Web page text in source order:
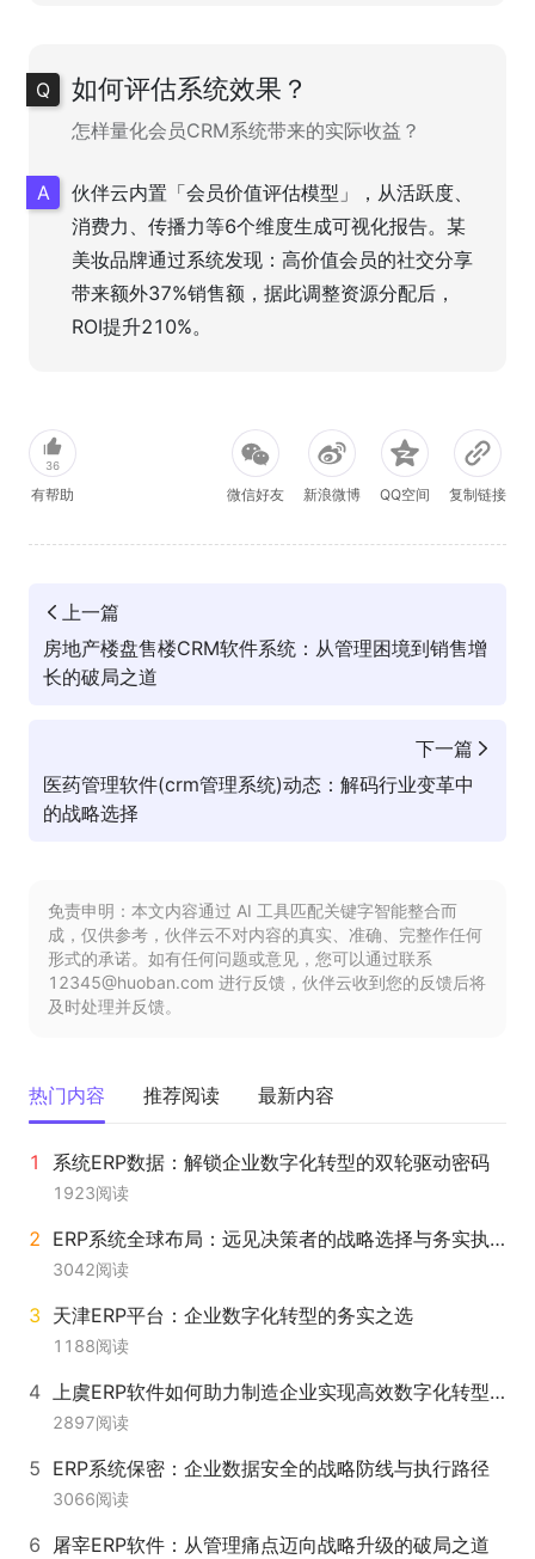
如何评估系统效果？
怎样量化会员CRM系统带来的实际收益？
伙伴云内置「会员价值评估模型」，从活跃度、
消费力、传播力等6个维度生成可视化报告。某
美妆品牌通过系统发现：高价值会员的社交分享
带来额外37%销售额，据此调整资源分配后，
ROI提升210%。
36
有帮助 微信好友 新浪微博 QQ空间 复制链接
上一篇
房地产楼盘售楼CRM软件系统：从管理困境到销售增
长的破局之道
下一篇
医药管理软件(crm管理系统)动态：解码行业变革中
的战略选择
免责申明：本文内容通过 AI 工具匹配关键字智能整合而
成，仅供参考，伙伴云不对内容的真实、准确、完整作任何
形式的承诺。如有任何问题或意见，您可以通过联系
12345@huoban.com 进行反馈，伙伴云收到您的反馈后将
及时处理并反馈。
热门内容 推荐阅读 最新内容
系统ERP数据：解锁企业数字化转型的双轮驱动密码
1923阅读
ERP系统全球布局：远见决策者的战略选择与务实执行者的落地指南
3042阅读
天津ERP平台：企业数字化转型的务实之选
1188阅读
上虞ERP软件如何助力制造企业实现高效数字化转型？
2897阅读
ERP系统保密：企业数据安全的战略防线与执行路径
3066阅读
屠宰ERP软件：从管理痛点迈向战略升级的破局之道